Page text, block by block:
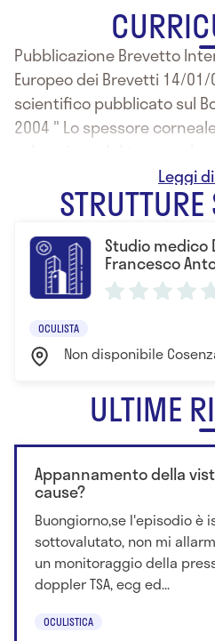
Pubblicazione Brevetto
Europeo dei Brevetti 14/
scientifico pubblicato sul
2004 " Lo spessore
alcuni articoli sulla rivista
Studio medico
Francesco
OCULISTA
Non disponibile
ULTIME
Appannamento della
cause?
Buongiorno,se l'episodio è
sottovalutato, non mi
un monitoraggio della
doppler TSA, ecg ed...
OCULISTICA